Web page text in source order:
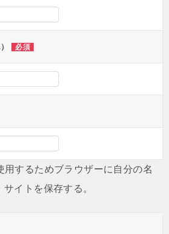
必須
用するためブラウザーに自分の名
イトを保存する。